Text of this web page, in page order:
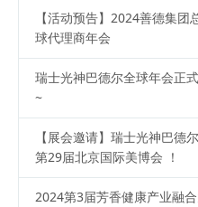
【活动预告】2024善德集
球代理商年会
瑞士光神巴德尔全球年会正
~
【展会邀请】瑞士光神巴德
第29届北京国际美博会 ！
2024第3届芳香健康产业融